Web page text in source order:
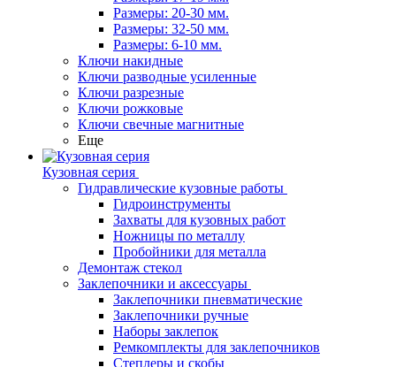
Размеры: 20-30 мм.
Размеры: 32-50 мм.
Размеры: 6-10 мм.
Ключи накидные
Ключи разводные усиленные
Ключи разрезные
Ключи рожковые
Ключи свечные магнитные
Еще
Кузовная серия
Гидравлические кузовные работы
Гидроинструменты
Захваты для кузовных работ
Ножницы по металлу
Пробойники для металла
Демонтаж стекол
Заклепочники и аксессуары
Заклепочники пневматические
Заклепочники ручные
Наборы заклепок
Ремкомплекты для заклепочников
Степлеры и скобы